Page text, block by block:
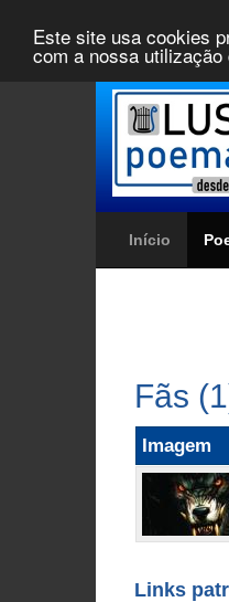
Este site usa cookies
com a nossa utilização
Início
Fãs
Imagem
Links